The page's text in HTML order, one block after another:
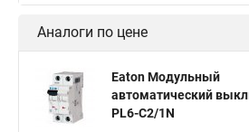
Аналоги по цене
Eaton Модульный
автоматический
PL6-C2/1N